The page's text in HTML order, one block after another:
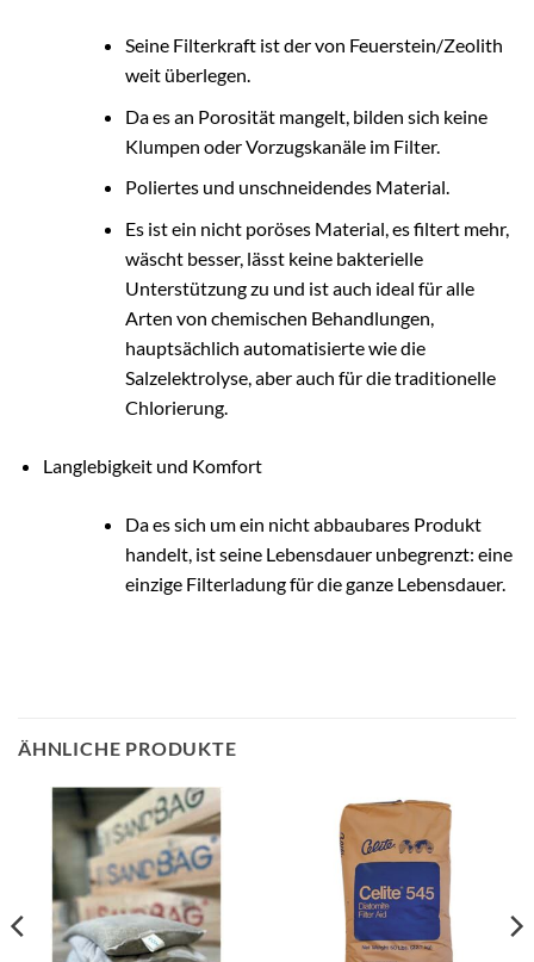
Seine Filterkraft ist der von Feuerstein/Zeolith
weit überlegen.
Da es an Porosität mangelt, bilden sich keine
Klumpen oder Vorzugskanäle im Filter.
Poliertes und unschneidendes Material.
Es ist ein nicht poröses Material, es filtert mehr,
wäscht besser, lässt keine bakterielle
Unterstützung zu und ist auch ideal für alle
Arten von chemischen Behandlungen,
hauptsächlich automatisierte wie die
Salzelektrolyse, aber auch für die traditionelle
Chlorierung.
Langlebigkeit und Komfort
Da es sich um ein nicht abbaubares Produkt
handelt, ist seine Lebensdauer unbegrenzt: eine
einzige Filterladung für die ganze Lebensdauer.
ÄHNLICHE PRODUKTE